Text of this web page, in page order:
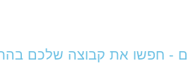
- חפשו את קבוצה שלכם